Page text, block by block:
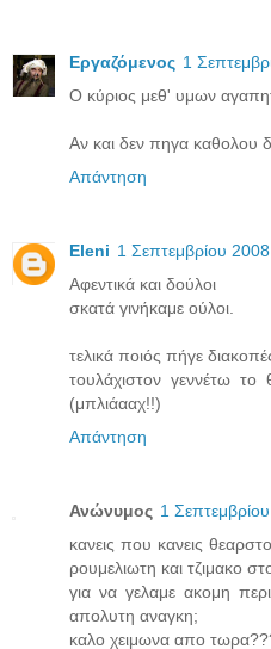
Εργαζόμενος 1
Ο κύριος μεθ' υμων
Αν και δεν πηγα καθολου
Απάντηση
Eleni 1 Σεπτεμβρίου 2008
Αφεντικά και δούλοι
σκατά γινήκαμε ούλοι.
τελικά ποιός πήγε
τουλάχιστον γεννέτω
(μπλιάααχ!!)
Απάντηση
Ανώνυμος 1
κανεις που κανεις
ρουμελιωτη και τζιμακο
για να γελαμε ακομη
απολυτη αναγκη;
καλο χειμωνα απο